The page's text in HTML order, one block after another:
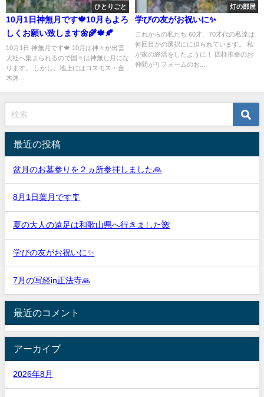
ひとりごと
10月1日神無月です🍁10月もよろ
しくお願い致します🌼🌾🍁🍂
10月1日 神無月です🍁 10月は神々が出雲
大社へ集まられるので国々は神無し月にな
ります。 しかし、地上にはコスモス・金
木犀...
灯の部屋
学びの友がお祝いに✨
これからの私たち 60才、70才代の私達は
何回目かの選択にに迫られています。 私
が家の終活をしたように！ 四柱推命のお
仲間がリフォームのお...
最近の投稿
盆月のお墓参りを２ヵ所参拝しました🙏
8月1日葉月です🎐
夏の大人の遠足は和歌山県へ行きました🌺
学びの友がお祝いに✨
7月の写経in正法寺🙏
最近のコメント
アーカイブ
2026年8月